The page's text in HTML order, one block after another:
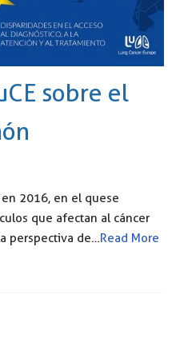
sobre el
en 2016, en el que se
que afectan al cáncer
perspectiva de…Read More